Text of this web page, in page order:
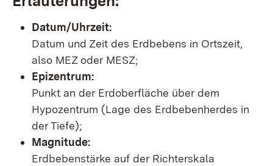
Datum/Uhrzeit:
Datum und Zeit des Erdbebens in Ortszeit,
also MEZ oder MESZ;
Epizentrum:
Punkt an der Erdoberfläche über dem
Hypozentrum (Lage des Erdbebenherdes in
der Tiefe);
Magnitude:
Erdbebenstärke auf der Richterskala